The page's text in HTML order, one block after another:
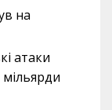
на
атаки